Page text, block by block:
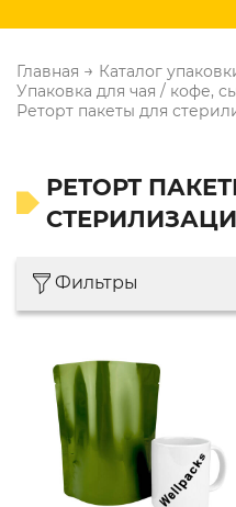
Главная → Каталог
Упаковка для чая / кофе,
Реторт пакеты для
РЕТОРТ
Фильтры